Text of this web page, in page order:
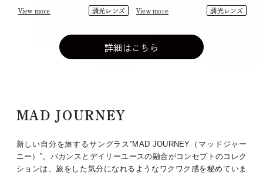
View more 調光レンズ View more 調光レンズ
詳細はこちら
MAD JOURNEY
新しい自分を旅するサングラス”MAD JOURNEY（マッドジャー
ニー）”。バカンスとデイリーユースの融合がコンセプトのコレク
ションは、旅をした気分になれるようなワクワク感を秘めていま